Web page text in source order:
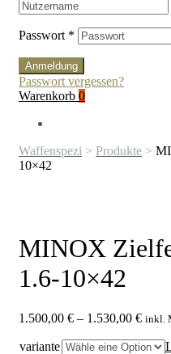
Passwort *
Anmeldung
Passwort vergessen?
Warenkorb 0
Waffenspezi > Produkte >
10×42
MINOX
1.6-10×42
1.500,00 € – 1.530,00 €
bis
inkl.
variante